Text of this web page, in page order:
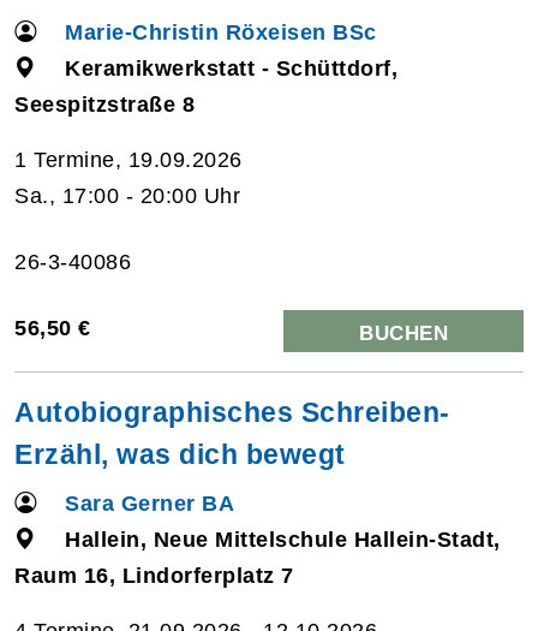
Marie-Christin Röxeisen BSc
Keramikwerkstatt - Schüttdorf,
Seespitzstraße 8
1 Termine, 19.09.2026
Sa., 17:00 - 20:00 Uhr
26-3-40086
56,50 € BUCHEN
Autobiographisches Schreiben-
Erzähl, was dich bewegt
Sara Gerner BA
Hallein, Neue Mittelschule Hallein-Stadt,
Raum 16, Lindorferplatz 7